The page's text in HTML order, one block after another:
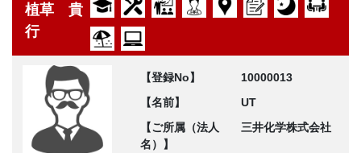
植草 貴
行
【登録No】
10000013
【名前】
UT
【ご所属（法人
名）】
三井化学株式会社